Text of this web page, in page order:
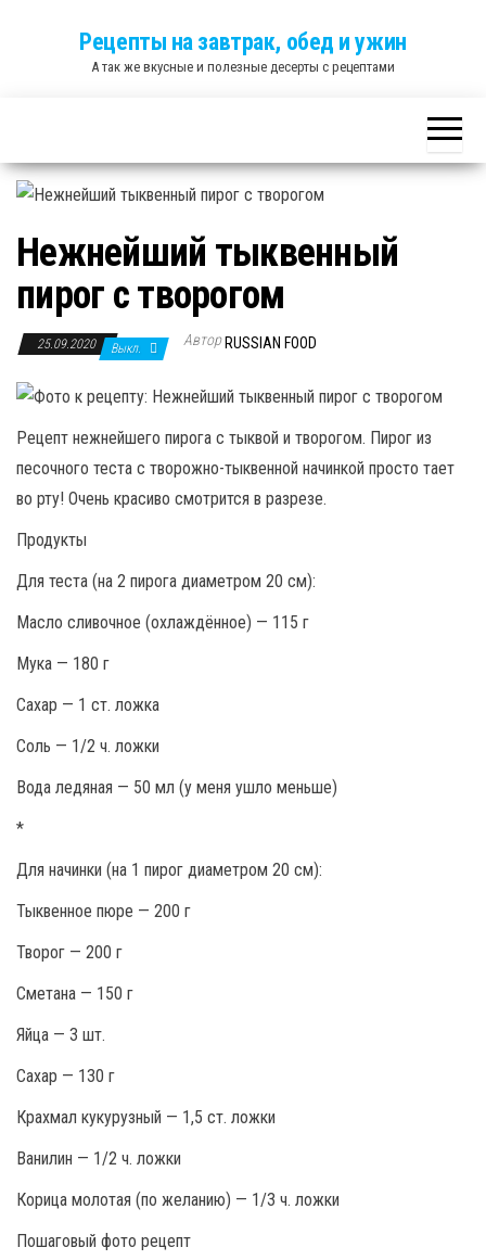
Рецепты на завтрак, обед и ужин
А так же вкусные и полезные десерты с рецептами
Нежнейший тыквенный
пирог с творогом
25.09.2020 Выкл. Автор RUSSIAN FOOD
Рецепт нежнейшего пирога с тыквой и творогом. Пирог из
песочного теста с творожно-тыквенной начинкой просто тает
во рту! Очень красиво смотрится в разрезе.
Продукты
Для теста (на 2 пирога диаметром 20 см):
Масло сливочное (охлаждённое) — 115 г
Мука — 180 г
Сахар — 1 ст. ложка
Соль — 1/2 ч. ложки
Вода ледяная — 50 мл (у меня ушло меньше)
*
Для начинки (на 1 пирог диаметром 20 см):
Тыквенное пюре — 200 г
Творог — 200 г
Сметана — 150 г
Яйца — 3 шт.
Сахар — 130 г
Крахмал кукурузный — 1,5 ст. ложки
Ванилин — 1/2 ч. ложки
Корица молотая (по желанию) — 1/3 ч. ложки
Пошаговый фото рецепт